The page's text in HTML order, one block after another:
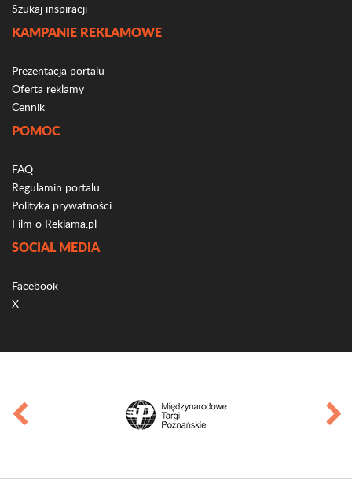
Szukaj inspiracji
KAMPANIE REKLAMOWE
Prezentacja portalu
Oferta reklamy
Cennik
POMOC
FAQ
Regulamin portalu
Polityka prywatności
Film o Reklama.pl
SOCIAL MEDIA
Facebook
X